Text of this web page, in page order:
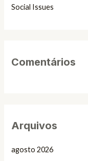
o
Social Issues
Comentários
Arquivos
agosto 2026